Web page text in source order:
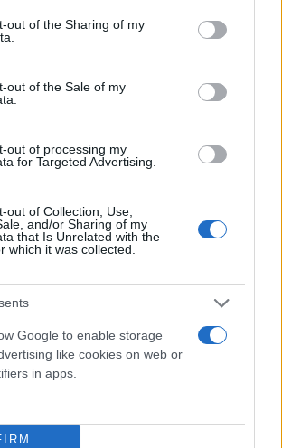
visit or usage behaviour. You may click to
to Google and its third-party tags to
below specified purposes in below Google
out of the Sharing of my
out of the Sale of my
out of processing my
for Targeted Advertising.
out of Collection, Use,
and/or Sharing of my
that Is Unrelated with the
which it was collected.
Google to enable storage
like cookies on web or
in apps.